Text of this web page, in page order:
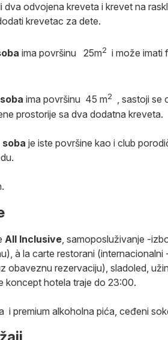
dva odvojena kreveta i krevet na
krevetac za dete.
ima površinu 25m2 i može imati
ima površinu 45 m2
, sastoji se
prostorije sa dva dodatna kreveta.
soba je iste površine kao i club
All Inclusive , samoposluživanje -
à la carte restorani
obaveznu rezervaciju), sladoled,
koncept hotela traje do 23:00.
i premium alkoholna pića, ceđeni